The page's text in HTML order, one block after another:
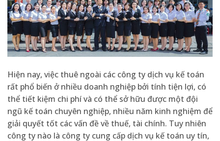
Hiện nay, việc thuê ngoài các công ty dịch vụ kế toán
rất phổ biến ở nhiều doanh nghiệp bởi tính tiện lợi, có
thể tiết kiệm chi phí và có thể sở hữu được một đội
ngũ kế toán chuyên nghiệp, nhiều năm kinh nghiệm để
giải quyết tốt các vấn đề về thuế, tài chính. Tuy nhiên
công ty nào là công ty cung cấp dịch vụ kế toán uy tín,